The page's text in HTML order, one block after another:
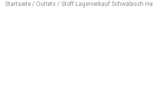
Startseite / Outlets / Stoff Lagerverkauf Schwäbisch Hall